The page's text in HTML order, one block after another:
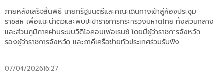
ภายหลังเสร็จสิ้นพิธี นายกรัฐมนตรีและคณะเดินทางเข้าสู่ห้องประชุม
ราชสีห์ เพื่อแนะนำตัวและพบปะข้าราชการกระทรวงมหาดไทย ทั้งส่วนกลาง
และส่วนภูมิภาคผ่านระบบวิดีโอคอนเฟอเรนซ์ โดยมีผู้ว่าราชการจังหวัด
รองผู้ว่าราชการจังหวัด และภาคีเครือข่ายทั่วประเทศร่วมรับฟัง
07/04/202616:27